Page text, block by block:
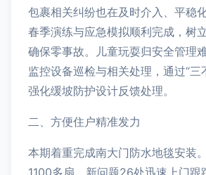
包裹相关纠纷也在及时介入、平稳
春季演练与应急模拟顺利完成，树
确保零事故。儿童玩耍归安全管理
监控设备巡检与相关处理，通过“三
强化缓坡防护设计反馈处理。
二、方便住户精准发力
本期着重完成南大门防水地毯安装
1100多扇，新问题26处迅速上门跟